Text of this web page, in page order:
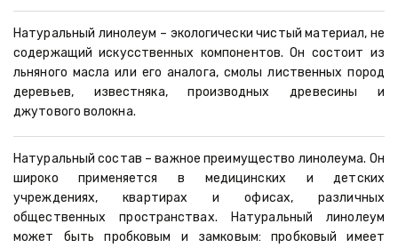
Натуральный линолеум – экологически чистый материал, не
содержащий искусственных компонентов. Он состоит из
льняного масла или его аналога, смолы лиственных пород
деревьев, известняка, производных древесины и
джутового волокна.
Натуральный состав – важное преимущество линолеума. Он
широко применяется в медицинских и детских
учреждениях, квартирах и офисах, различных
общественных пространствах. Натуральный линолеум
может быть пробковым и замковым: пробковый имеет